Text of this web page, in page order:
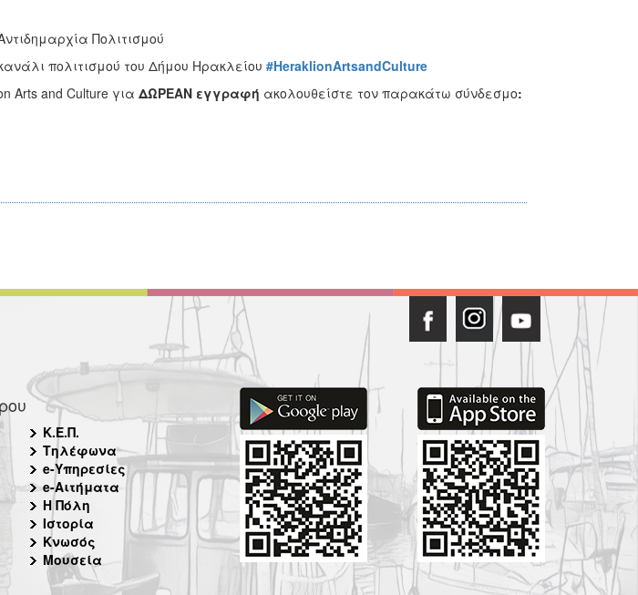
Πολιτισμού
πολιτισμού του Δήμου Ηρακλείου #HeraklionArtsandCulture
Arts and Culture για ΔΩΡΕΑΝ εγγραφή ακολουθείστε τον παρακάτω σύνδεσμο:
Κ.Ε.Π.
Τηλέφωνα
e-Υπηρεσίες
e-Αιτήματα
Η Πόλη
Ιστορία
Κνωσός
Μουσεία